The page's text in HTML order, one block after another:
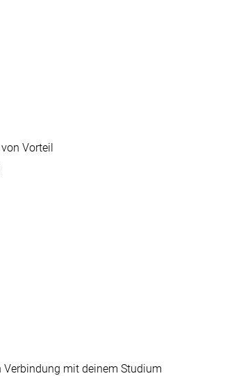
Vorteil
mit deinem Studium